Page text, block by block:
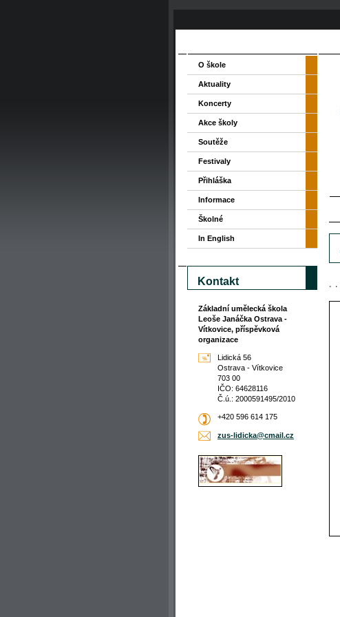
O škole
Aktuality
Koncerty
Akce školy
Soutěže
Festivaly
Přihláška
Informace
Školné
In English
Kontakt
Základní umělecká škola
Leoše Janáčka Ostrava -
Vítkovice, příspěvková
organizace
Lidická 56
Ostrava - Vítkovice
703 00
IČO: 64628116
Č.ú.: 2000591495/2010
+420 596 614 175
zus-lidicka@cmail.cz